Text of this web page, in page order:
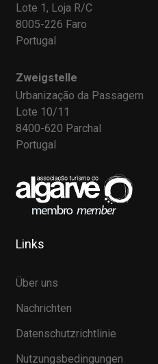
Lote 1, Loja R/C
8005-226 Faro
Portugal
Zweigstelle
Urbanização da Passagem
Lote 10/11
8400-620 Parchal
Portugal
Links
Über uns
Nachrichten
Datenschutzrichtlinie
Nutzungsbedingungen